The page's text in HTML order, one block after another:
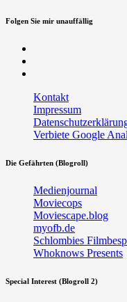
Folgen Sie mir unauffällig
Kontakt
Impressum
Verbiete Google
Die Gefährten (Blogroll)
Medienjournal
Moviecops
Moviescape.blog
myofb.de
Schlombies
Whoknows Presents
Special Interest (Blogroll 2)